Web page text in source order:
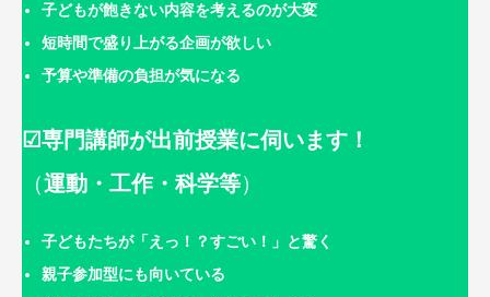
子どもが飽きない内容を考えるのが大変
短時間で盛り上がる企画が欲しい
予算や準備の負担が気になる
☑専門講師が出前授業に伺います！
（運動・工作・科学等）
子どもたちが「えっ！？すごい！」と驚く
親子参加型にも向いている